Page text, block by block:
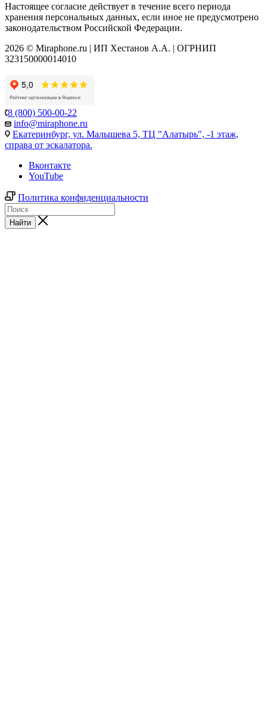
Настоящее согласие действует в течение всего периода
хранения персональных данных, если иное не предусмотрено
законодательством Российской Федерации.
2026 © Miraphone.ru | ИП Хестанов А.А. | ОГРНИП
323150000014010
8 (800) 500-00-22
info@miraphone.ru
Екатеринбург, ул. Малышева 5, ТЦ "Алатырь", -1 этаж,
справа от эскалатора.
Вконтакте
YouTube
Политика конфиденциальности
Найти